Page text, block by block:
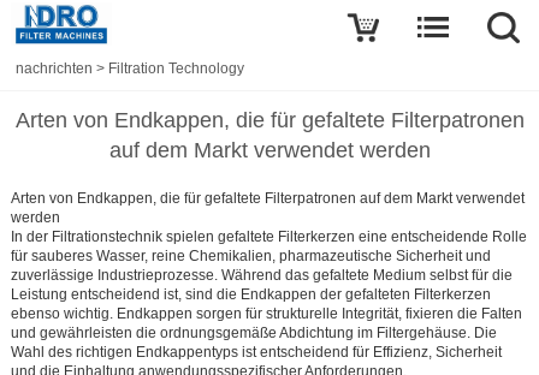
nachrichten > Filtration Technology
Arten von Endkappen, die für gefaltete Filterpatronen
auf dem Markt verwendet werden
Arten von Endkappen, die für gefaltete Filterpatronen auf dem Markt verwendet
werden
In der Filtrationstechnik spielen gefaltete Filterkerzen eine entscheidende Rolle
für sauberes Wasser, reine Chemikalien, pharmazeutische Sicherheit und
zuverlässige Industrieprozesse. Während das gefaltete Medium selbst für die
Leistung entscheidend ist, sind die Endkappen der gefalteten Filterkerzen
ebenso wichtig. Endkappen sorgen für strukturelle Integrität, fixieren die Falten
und gewährleisten die ordnungsgemäße Abdichtung im Filtergehäuse. Die
Wahl des richtigen Endkappentyps ist entscheidend für Effizienz, Sicherheit
und die Einhaltung anwendungsspezifischer Anforderungen.